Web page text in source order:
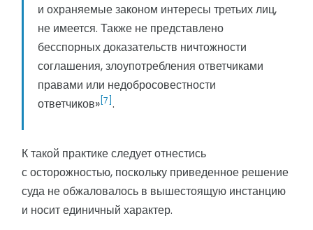
и охраняемые законом интересы третьих лиц,
не имеется. Также не представлено
бесспорных доказательств ничтожности
соглашения, злоупотребления ответчиками
правами или недобросовестности
ответчиков» [7] .
К такой практике следует отнестись
с осторожностью, поскольку приведенное решение
суда не обжаловалось в вышестоящую инстанцию
и носит единичный характер.